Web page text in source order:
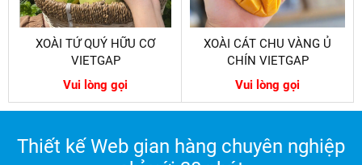
XOÀI TỨ QUÝ HỮU CƠ
VIETGAP
Vui lòng gọi
XOÀI CÁT CHU VÀNG Ủ
CHÍN VIETGAP
Vui lòng gọi
Thiết kế Web gian hàng chuyên nghiệp